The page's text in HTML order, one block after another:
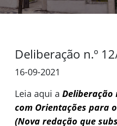
Deliberação n.º
16-09-2021
Leia aqui a Deliberação
com Orientações para
(Nova redação que